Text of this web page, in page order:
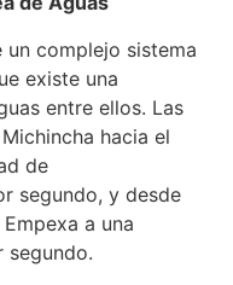
un complejo sistema
existe una
entre ellos. Las
hacia el
de
segundo, y desde
a una